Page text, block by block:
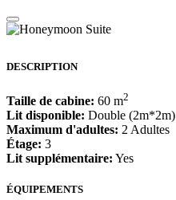
DESCRIPTION
Taille de cabine: 60 m2
Lit disponible: Double (2m*2m)
Maximum d'adultes: 2 Adultes
Étage: 3
Lit supplémentaire: Yes
ÉQUIPEMENTS